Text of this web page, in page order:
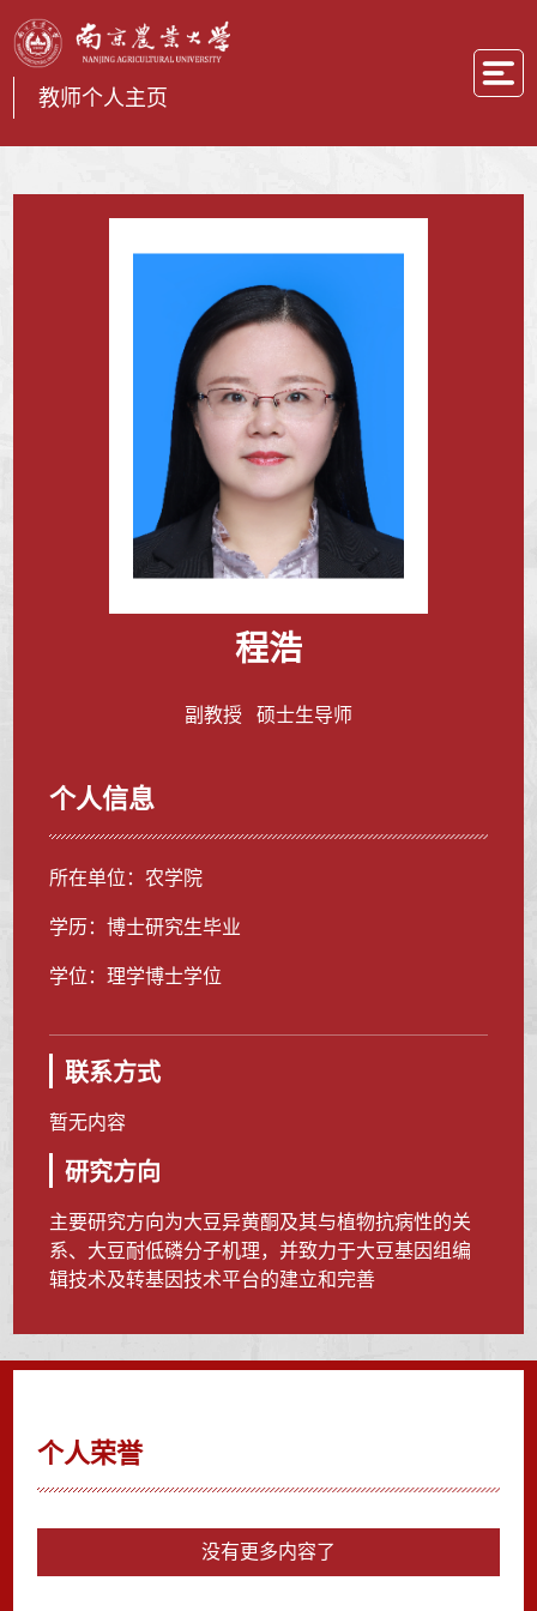
教师个人主页
程浩
副教授 硕士生导师
个人信息
所在单位：农学院
学历：博士研究生毕业
学位：理学博士学位
联系方式
暂无内容
研究方向
主要研究方向为大豆异黄酮及其与植物抗病性的关
系、大豆耐低磷分子机理，并致力于大豆基因组编
辑技术及转基因技术平台的建立和完善
个人荣誉
没有更多内容了